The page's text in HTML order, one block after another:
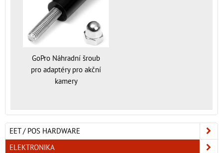
GoPro Náhradní šroub
pro adaptéry pro akční
kamery
EET / POS HARDWARE
ELEKTRONIKA